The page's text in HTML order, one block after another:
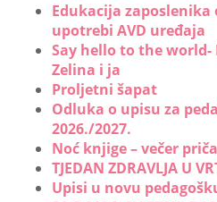
Edukacija zaposlenika
upotrebi AVD uređaja
Say hello to the world-
Zelina i ja
Proljetni šapat
Odluka o upisu za
2026./2027.
Noć knjige – večer
TJEDAN ZDRAVLJA U
Upisi u novu